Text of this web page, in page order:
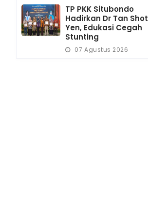
TP PKK Situbondo
Hadirkan Dr Tan Shot
Yen, Edukasi Cegah
Stunting
07 Agustus 2026